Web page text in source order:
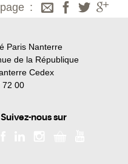
Paris Nanterre
de la République
Cedex
72 00
Suivez-nous sur